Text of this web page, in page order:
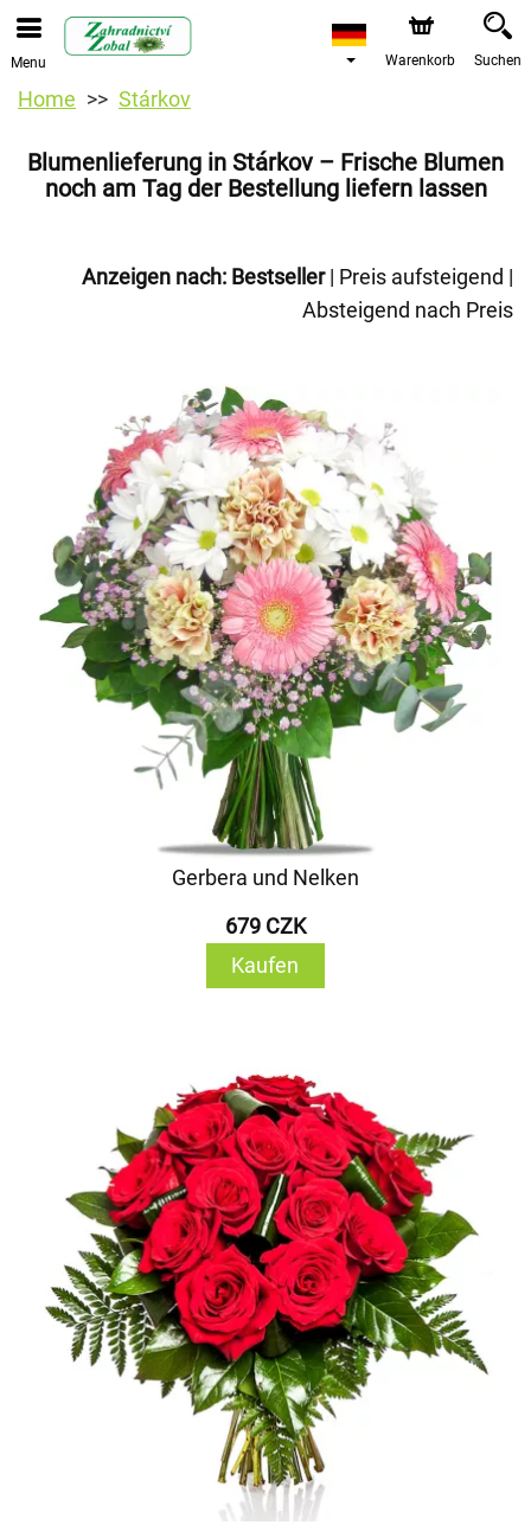
Menu Warenkorb Suchen
Home Stárkov
Blumenlieferung in Stárkov – Frische Blumen
noch am Tag der Bestellung liefern lassen
Anzeigen nach: Bestseller| Preis aufsteigend |
Absteigend nach Preis
Gerbera und Nelken
679 CZK
Kaufen